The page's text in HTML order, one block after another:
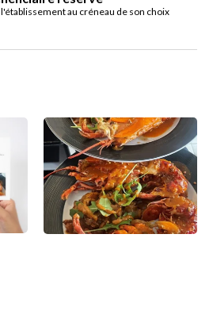
au créneau de son choix